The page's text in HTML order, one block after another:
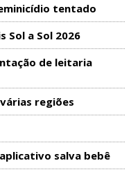
tentado
Sol a Sol 2026
de leitaria
regiões
salva bebê